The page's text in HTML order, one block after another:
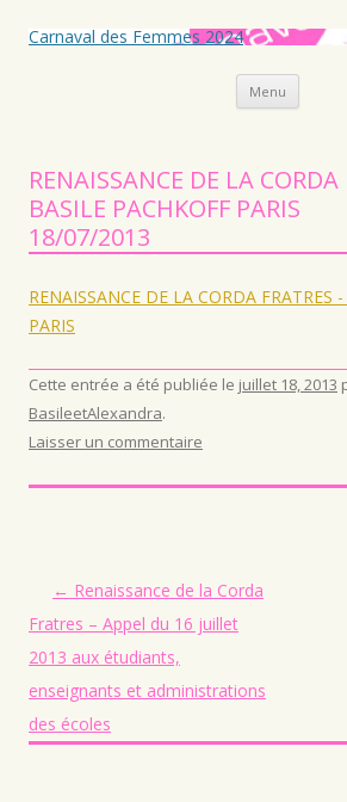
Carnaval des Femmes 2024
Menu Aller
RENAISSANCE DE LA CORDA
BASILE PACHKOFF PARIS
18/07/2013
RENAISSANCE DE LA CORDA FRATRES
PARIS
Cette entrée a été publiée le juillet 18, 2013
BasileetAlexandra.
Laisser un commentaire
Navigation des articles
← Renaissance de la Corda
Fratres – Appel du 16 juillet
2013 aux étudiants,
enseignants et administrations
des écoles